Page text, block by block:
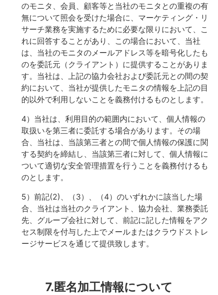
のモニタ、会員、顧客等と当社のモニタとの重複の有
無について照会を受けた場合に、マーケティング・リ
サーチ業務を実施するために必要な限りにおいて、こ
れに回答することがあり、この場合において、当社
は、当社のモニタのメールアドレス等を暗号化したも
のを委託元（クライアント）に提供することがありま
す。当社は、上記の協力会社および委託元との間の契
約において、当社が提供したモニタの情報を上記の目
的以外で利用しないことを義務付けるものとします。
4）当社は、利用目的の範囲内において、個人情報の
取扱いを第三者に委託する場合があります。その場
合、当社は、当該第三者との間で個人情報の保護に関
する契約を締結し、当該第三者に対して、個人情報に
ついて適切な安全管理措置を行うことを義務付けるも
のとします。
5）前記(2)、（3）、（4）のいずれかに該当した場
合、当社は当社のクライアント、協力会社、業務委託
先、グループ会社に対して、前記に記した情報をアク
セス制限を付与した上でメールまたはクラウドストレ
ージサービスを通じて提供致します。
7.匿名加工情報について